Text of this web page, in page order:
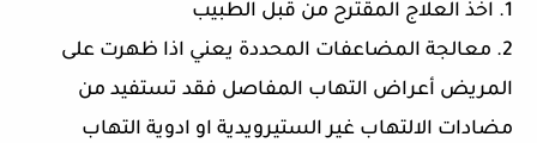
1. اخذ العلاج المقترح من قبل الطبيب
2. معالجة المضاعفات المحددة يعني اذا ظهرت على
المريض أعراض التهاب المفاصل فقد تستفيد من
مضادات الالتهاب غير الستيرويدية او ادوية التهاب